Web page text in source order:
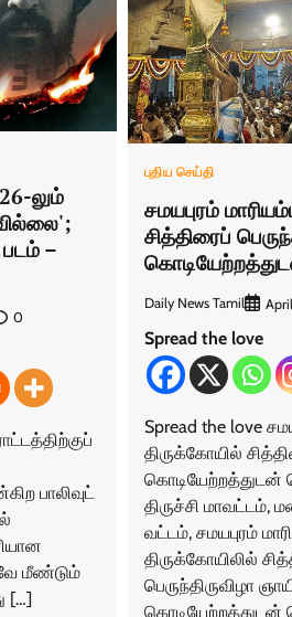
லும்
–
0
பாலிவுட்
மீண்டும்
[…]
புதிய செய்தி
சமயபுரம்
சித்திரைப்
Daily News Tamil
Spread the love
Spread the love
திருக்கோயில்
கொடியேற்றத்துடன்
திருச்சி
வட்டம், சமயபுரம்
திருக்கோயிலில்
பெருந்திருவிழா
கொடியேற்றத்துடன்